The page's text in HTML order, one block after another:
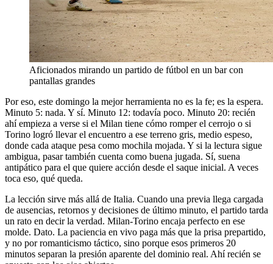
Aficionados mirando un partido de fútbol en un bar con
pantallas grandes
Por eso, este domingo la mejor herramienta no es la fe; es la espera.
Minuto 5: nada. Y sí. Minuto 12: todavía poco. Minuto 20: recién
ahí empieza a verse si el Milan tiene cómo romper el cerrojo o si
Torino logró llevar el encuentro a ese terreno gris, medio espeso,
donde cada ataque pesa como mochila mojada. Y si la lectura sigue
ambigua, pasar también cuenta como buena jugada. Sí, suena
antipático para el que quiere acción desde el saque inicial. A veces
toca eso, qué queda.
La lección sirve más allá de Italia. Cuando una previa llega cargada
de ausencias, retornos y decisiones de último minuto, el partido tarda
un rato en decir la verdad. Milan-Torino encaja perfecto en ese
molde. Dato. La paciencia en vivo paga más que la prisa prepartido,
y no por romanticismo táctico, sino porque esos primeros 20
minutos separan la presión aparente del dominio real. Ahí recién se